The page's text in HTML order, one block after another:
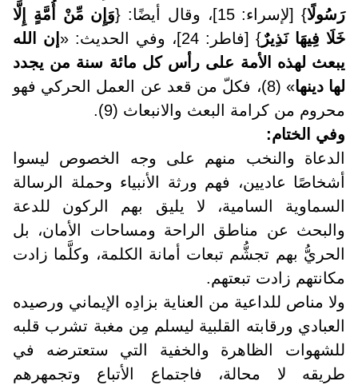
رَسُولًا} [لإسراء: 15]، وقال أيضًا: {
وَإِن مِّنْ أُمَّةٍ إِلَّا
خَلَا فِيهَا نَذِيرٌ} [فاطر: 24]، وفي الحديث: «
إن الله
يبعث لهذه الأمة على رأس كل مائة سنة من يجدد
لها دينها
» (8)، فكلّ من قعد عن العمل الحركي فهو
محروم من كرامة البعث والانبعاث (9).
وفي الختام:
الدعاة والنخب منهم على وجه الخصوص ليسوا
أشخاصًا عاديين، فهم ورثة الأنبياء وحملة الرسالة
السماوية السامية، لا يليق بهم الركون للدعة
والبحث عن مناطق الراحة ومساحات الأمان، بل
الحريُّ بهم تجشُّم تبعات أمانة الكلمة، وكلَّما زادت
مكانتهم زادت تبعتهم.
ولا مناص للداعية من العناية بزادِه الإيماني ورصيده
العبادي ورقابته القلبية ليسلم مِن مغبة تشرب قلبه
للشهوات الظاهرة والخفية التي ستعترضه في
طريقه لا محالة، فاجتماع الأتباع وتجمهرهم